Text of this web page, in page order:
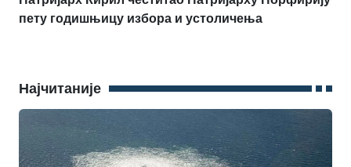
пету годишњицу избора и устоличења
Најчитаније